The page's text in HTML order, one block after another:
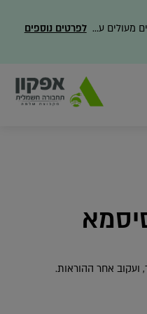
עמדות טעינה מתקדמות במחירים מעולים עם משלוח מהיר לפרטים נוספים
ועקוב אחר ההוראות.